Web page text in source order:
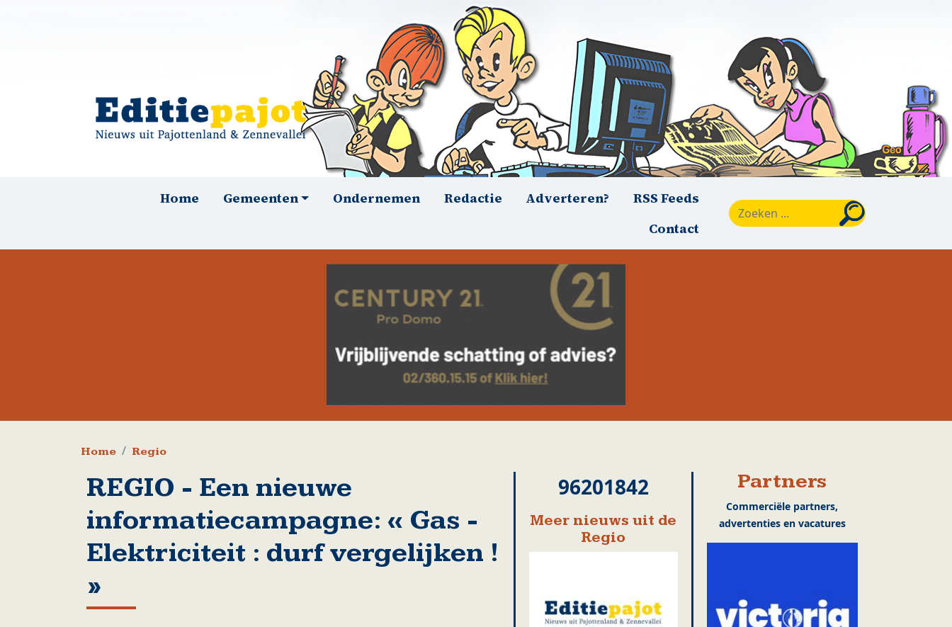
HoofdnavigatieHome Gemeenten Ondernemen Redactie Adverteren?
RSS Feeds
Contact
Kruimelpad
Home Regio
REGIO - Een nieuwe
informatiecampagne: « Gas -
Elektriciteit : durf vergelijken !
»
96201842
Meer nieuws uit de
Regio
Partners
Commerciële partners,
advertenties en vacatures